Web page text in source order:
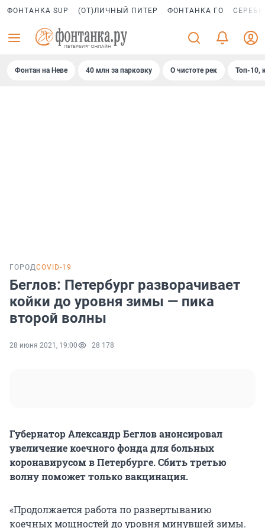
ФОНТАНКА SUP (ОТ)ЛИЧНЫЙ ПИТЕР ФОНТАНКА ГО
Фонтан на Неве 40 млн за парковку О чистоте рек Топ-10,
ГОРОДCOVID-19
Беглов: Петербург разворачивает
койки до уровня зимы — пика
второй волны
28 июня 2021, 19:00 28 178
Губернатор Александр Беглов анонсировал
увеличение коечного фонда для больных
коронавирусом в Петербурге. Сбить третью
волну поможет только вакцинация.
«Продолжается работа по развертыванию
коечных мощностей до уровня минувшей зимы.